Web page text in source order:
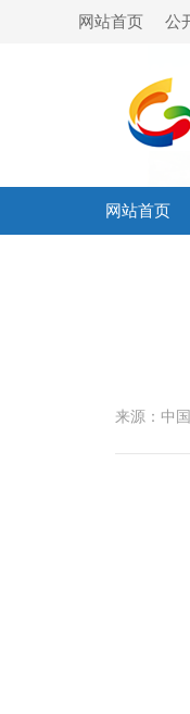
网站首页 公
网站首页
来源：中